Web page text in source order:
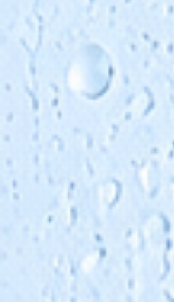
höherer Ausbeute
Die Dosierung kann
bestimmten Fällen
Voraussetzung ist
Wasseranalyse und
Unsere Antiscalants